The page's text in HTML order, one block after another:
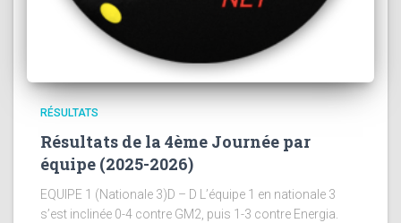
RÉSULTATS
Résultats de la 4ème Journée par
équipe (2025-2026)
EQUIPE 1 (Nationale 3)D – D L’équipe 1 en nationale 3
s’est inclinée 0-4 contre GM2, puis 1-3 contre Energia.